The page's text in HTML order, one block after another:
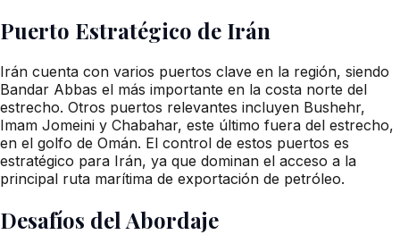
Puerto Estratégico de Irán
Irán cuenta con varios puertos clave en la región, siendo
Bandar Abbas el más importante en la costa norte del
estrecho. Otros puertos relevantes incluyen Bushehr,
Imam Jomeini y Chabahar, este último fuera del estrecho,
en el golfo de Omán. El control de estos puertos es
estratégico para Irán, ya que dominan el acceso a la
principal ruta marítima de exportación de petróleo.
Desafíos del Abordaje